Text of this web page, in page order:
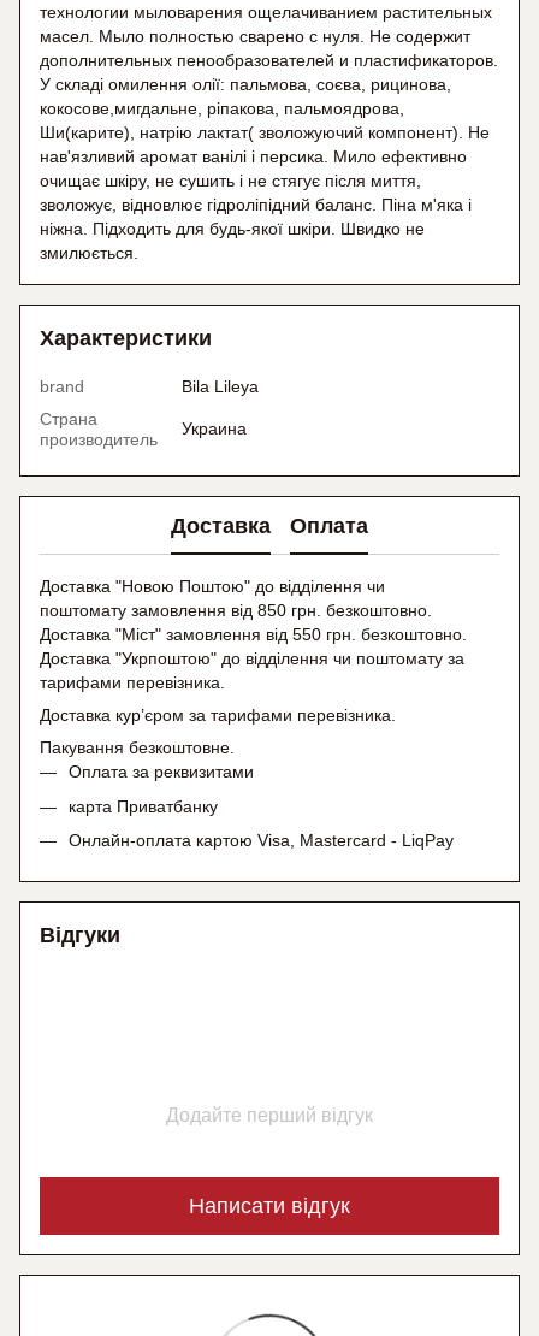
технологии мыловарения ощелачиванием растительных
масел. Мыло полностью сварено с нуля. Не содержит
дополнительных пенообразователей и пластификаторов.
У складі омилення олії: пальмова, соєва, рицинова,
кокосове,мигдальне, ріпакова, пальмоядрова,
Ши(карите), натрію лактат( зволожуючий компонент). Не
нав'язливий аромат ванілі і персика. Мило ефективно
очищає шкіру, не сушить і не стягує після миття,
зволожує, відновлює гідроліпідний баланс. Піна м'яка і
ніжна. Підходить для будь-якої шкіри. Швидко не
змилюється.
Характеристики
brand
Bila Lileya
Страна
производитель
Украина
Доставка Оплата
Доставка "Новою Поштою" до відділення чи
поштомату замовлення від 850 грн. безкоштовно.
Доставка "Міст" замовлення від 550 грн. безкоштовно.
Доставка "Укрпоштою" до відділення чи поштомату за
тарифами перевізника.
Доставка кур’єром за тарифами перевізника.
Пакування безкоштовне.
Оплата за реквизитами
карта Приватбанку
Онлайн-оплата картою Visa, Mastercard - LiqPay
Відгуки
Додайте перший відгук
Написати відгук